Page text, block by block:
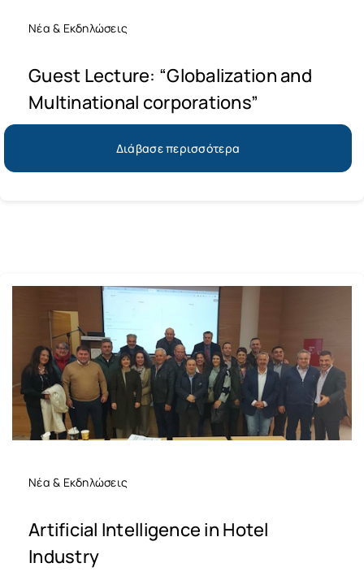
Νέα & Εκδηλώσεις
Guest Lecture: “Globalization and
Multinational corporations”
Διάβασε περισσότερα
Νέα & Εκδηλώσεις
Artificial Intelligence in Hotel
Industry